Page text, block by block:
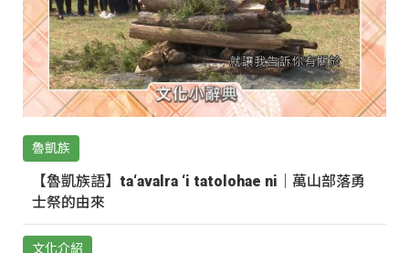
魯凱族
【魯凱族語】ta‘avalra ‘i tatolohae ni｜萬山部落勇
士祭的由來
文化介紹